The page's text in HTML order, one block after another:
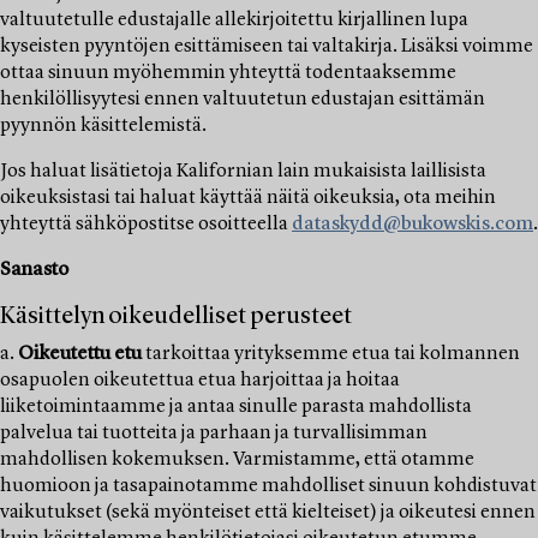
valtuutetulle edustajalle allekirjoitettu kirjallinen lupa
kyseisten pyyntöjen esittämiseen tai valtakirja. Lisäksi voimme
ottaa sinuun myöhemmin yhteyttä todentaaksemme
henkilöllisyytesi ennen valtuutetun edustajan esittämän
pyynnön käsittelemistä.
Jos haluat lisätietoja Kalifornian lain mukaisista laillisista
oikeuksistasi tai haluat käyttää näitä oikeuksia, ota meihin
yhteyttä sähköpostitse osoitteella dataskydd@bukowskis.com.
Sanasto
Käsittelyn oikeudelliset perusteet
a. Oikeutettu etutarkoittaa yrityksemme etua tai kolmannen
osapuolen oikeutettua etua harjoittaa ja hoitaa
liiketoimintaamme ja antaa sinulle parasta mahdollista
palvelua tai tuotteita ja parhaan ja turvallisimman
mahdollisen kokemuksen. Varmistamme, että otamme
huomioon ja tasapainotamme mahdolliset sinuun kohdistuvat
vaikutukset (sekä myönteiset että kielteiset) ja oikeutesi ennen